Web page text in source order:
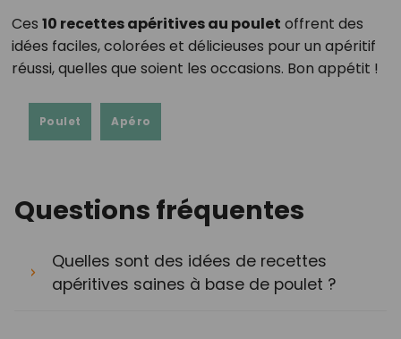
Ces 10 recettes apéritives au poulet offrent des
idées faciles, colorées et délicieuses pour un apéritif
réussi, quelles que soient les occasions. Bon appétit !
Poulet Apéro
Questions fréquentes
Quelles sont des idées de recettes
apéritives saines à base de poulet ?